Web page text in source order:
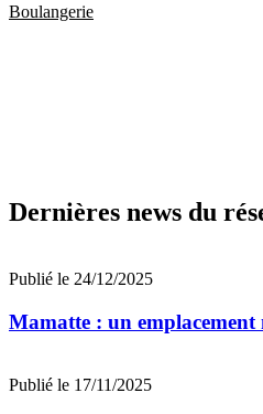
Boulangerie
Dernières news du
Publié le 24/12/2025
Mamatte : un
Publié le 17/11/2025